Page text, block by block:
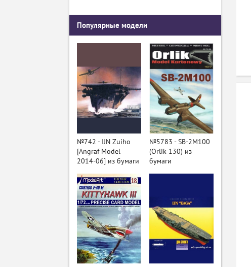
Популярные модели
№742 - IJN Zuiho
[Angraf Model
2014-06] из бумаги
№5783 - SB-2M100
(Orlik 130) из
бумаги